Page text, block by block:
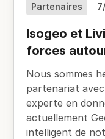
Partenaires
Isogeo et
forces
Nous sommes
partenariat
experte en
actuellement
intelligent de